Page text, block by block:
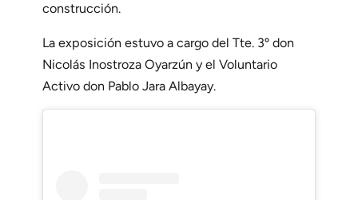
construcción.
La exposición estuvo a cargo del Tte. 3º don
Nicolás Inostroza Oyarzún y el Voluntario
Activo don Pablo Jara Albayay.